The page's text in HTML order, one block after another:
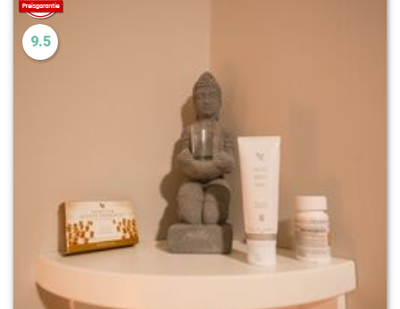
9.5